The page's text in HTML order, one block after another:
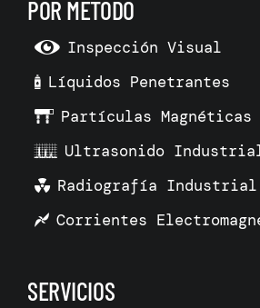
POR MÉTODO
Inspección Visual
Líquidos Penetrantes
Partículas Magnéticas
Ultrasonido
Radiografía Industrial
Corrientes
SERVICIOS